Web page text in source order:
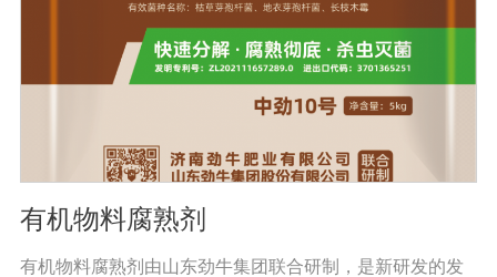
有机物料腐熟剂
有机物料腐熟剂由山东劲牛集团联合研制，是新研发的发